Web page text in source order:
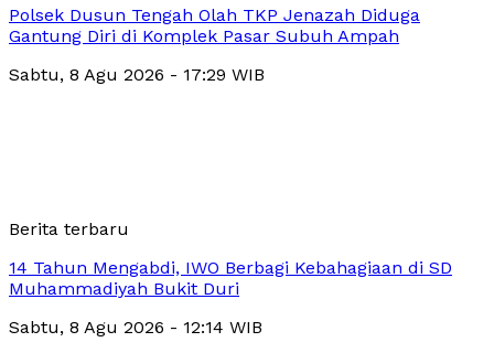
Polsek Dusun Tengah Olah TKP Jenazah Diduga
Gantung Diri di Komplek Pasar Subuh Ampah
Sabtu, 8 Agu 2026 - 17:29 WIB
Berita terbaru
14 Tahun Mengabdi, IWO Berbagi Kebahagiaan di SD
Muhammadiyah Bukit Duri
Sabtu, 8 Agu 2026 - 12:14 WIB